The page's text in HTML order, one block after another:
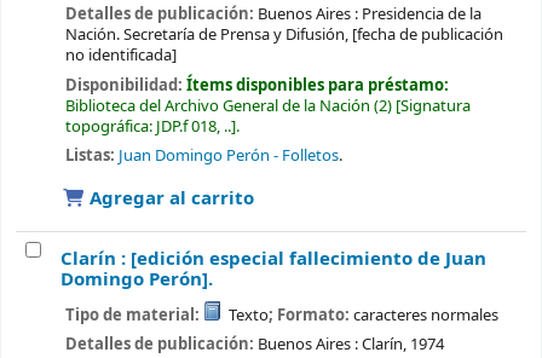
Detalles de publicación: Buenos Aires : Presidencia de la
Nación. Secretaría de Prensa y Difusión, [fecha de publicación
no identificada]
Disponibilidad: Ítems disponibles para préstamo:
Biblioteca del Archivo General de la Nación (2) Signatura
topográfica: JDP.f 018, .. .
Listas: Juan Domingo Perón - Folletos.
Agregar al carrito
Clarín : [edición especial fallecimiento de Juan
Domingo Perón].
Tipo de material: Texto; Formato:caracteres normales
Detalles de publicación: Buenos Aires :Clarín, 1974